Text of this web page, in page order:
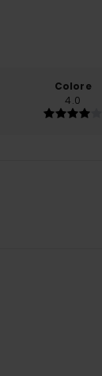
Colore
4.0